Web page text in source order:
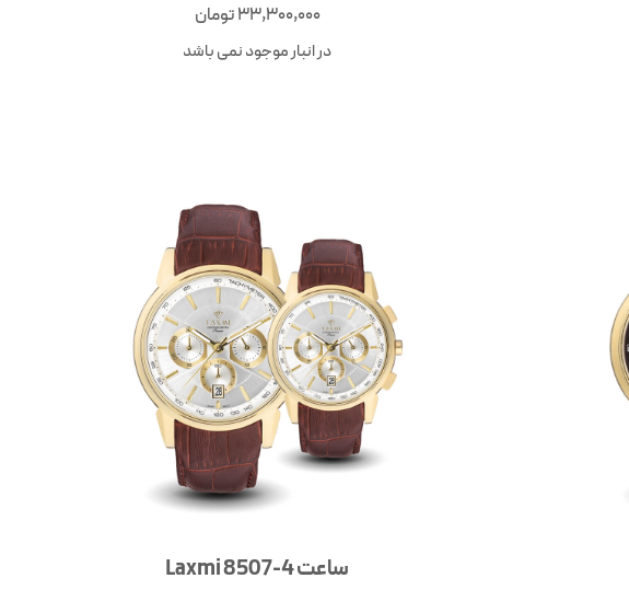
33,300,000تومان
در انبار موجود نمی باشد
ساعت Laxmi 8507-4